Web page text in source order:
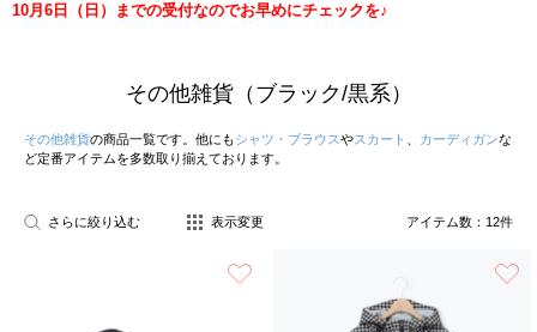
10月6日（日）までの受付なのでお早めにチェックを♪
その他雑貨（ブラック/黒系）
その他雑貨の商品一覧です。他にもシャツ・ブラウスやスカート カーディガンな
ど定番アイテムを多数取り揃えております。
さらに絞り込む 表示変更 アイテム数： 12件